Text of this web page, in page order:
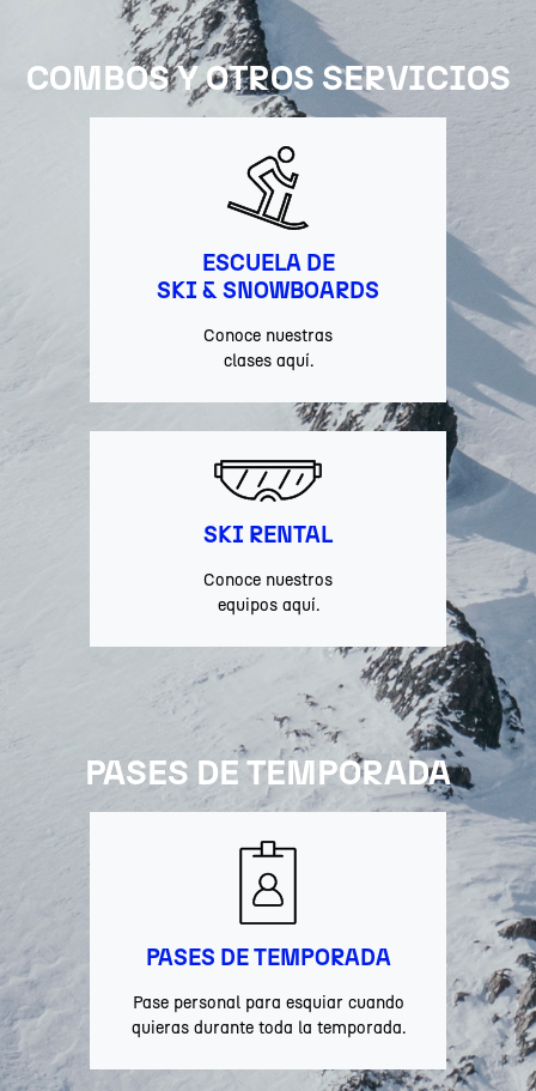
COMBOS Y OTROS SERVICIOS
ESCUELA DE
SKI & SNOWBOARDS
Conoce nuestras
clases aquí.
SKI RENTAL
Conoce nuestros
equipos aquí.
PASES DE TEMPORADA
PASES DE TEMPORADA
Pase personal para esquiar cuando
quieras durante toda la temporada.